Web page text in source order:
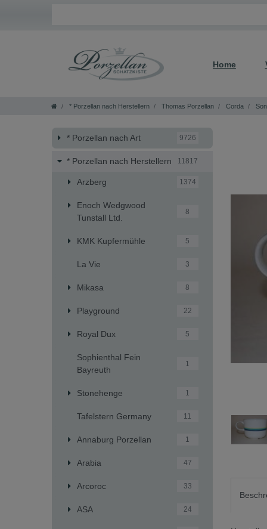
Home
* Porzellan nach Herstellern Thomas Porzellan Corda
* Porzellan nach Art 9726
* Porzellan nach Herstellern 11817
Arzberg 1374
Enoch Wedgwood
Tunstall Ltd.
8
KMK Kupfermühle 5
La Vie 3
Mikasa 8
Playground 22
Royal Dux 5
Sophienthal Fein
Bayreuth
1
Stonehenge 1
Tafelstern Germany 11
Annaburg Porzellan 1
Arabia 47
Arcoroc 33
ASA 24